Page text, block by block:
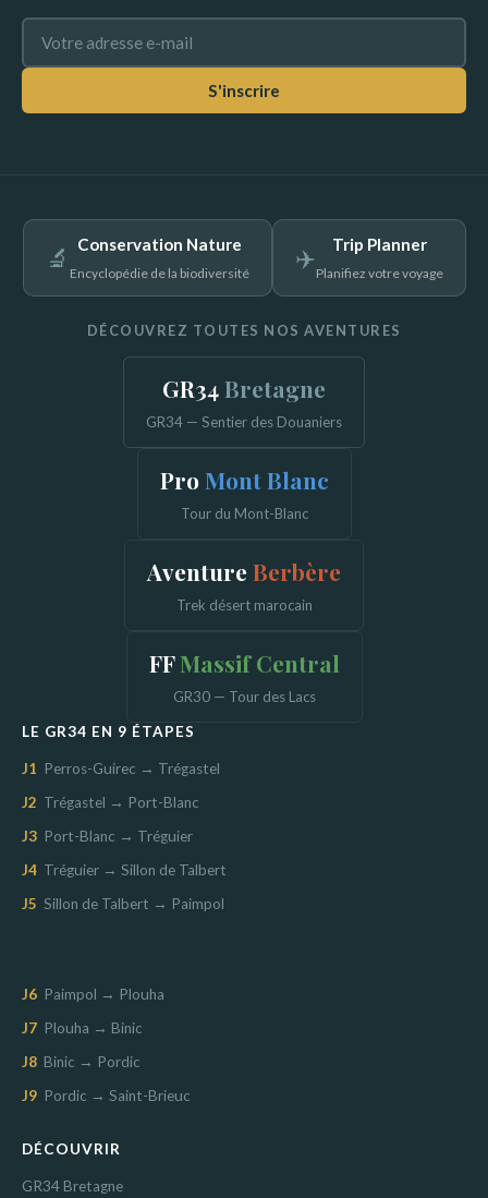
S'inscrire
🔬 Conservation Nature
Encyclopédie de la biodiversité
✈️ Trip Planner
Planifiez votre voyage
DÉCOUVREZ TOUTES NOS AVENTURES
GR34Bretagne
GR34 — Sentier des Douaniers
ProMont Blanc
Tour du Mont-Blanc
Aventure Berbère
Trek désert marocain
FFMassif Central
GR30 — Tour des Lacs
LE GR34 EN 9 ÉTAPES
J1 Perros-Guirec → Trégastel
J2 Trégastel → Port-Blanc
J3 Port-Blanc → Tréguier
J4 Tréguier → Sillon de Talbert
J5 Sillon de Talbert → Paimpol
J6 Paimpol → Plouha
J7 Plouha → Binic
J8 Binic → Pordic
J9 Pordic → Saint-Brieuc
DÉCOUVRIR
GR34 Bretagne